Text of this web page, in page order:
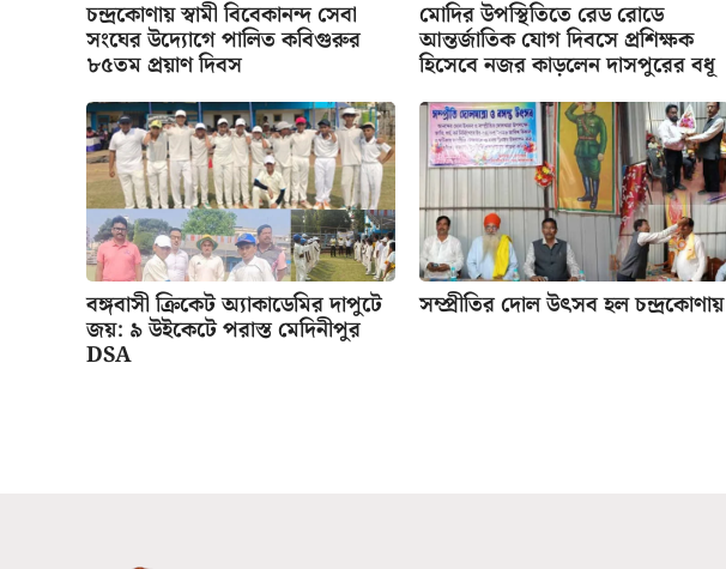
চন্দ্রকোণায় স্বামী বিবেকানন্দ সেবা
সংঘের উদ্যোগে পালিত কবিগুরুর
৮৫তম প্রয়াণ দিবস
মোদির উপস্থিতিতে রেড রোডে
আন্তর্জাতিক যোগ দিবসে প্রশিক্ষক
হিসেবে নজর কাড়লেন দাসপুরের বধূ
বঙ্গবাসী ক্রিকেট অ্যাকাডেমির দাপুটে
জয়: ৯ উইকেটে পরাস্ত মেদিনীপুর
DSA
সম্প্রীতির দোল উৎসব হল চন্দ্রকোণায়